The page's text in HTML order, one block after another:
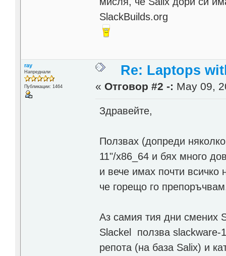
SlackBuilds.org
ray
Напреднали
Публикации: 1464
Re: Laptops
« Отговор #2 -: May 09,
Здравейте,
Ползвах (допреди
11"/x86_64 и бях много
и вече имах почти всичко
че горещо го
Аз самия тия дни смених
Slackel ползва slackware-
репота (на база Salix) и